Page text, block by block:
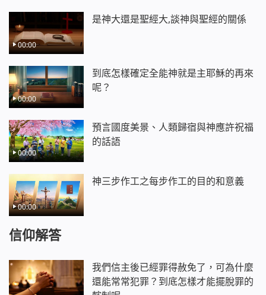
00:00
是神大還是聖經大,談神與聖經的關係
00:00
到底怎樣確定全能神就是主耶穌的再來
呢？
00:00
預言國度美景、人類歸宿與神應許祝福
的話語
00:00
神三步作工之每步作工的目的和意義
信仰解答
我們信主後已經罪得赦免了，可為什麼
還能常常犯罪？到底怎樣才能擺脫罪的